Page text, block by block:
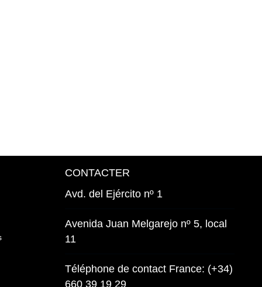
CONTACTER
Avd. del Ejército nº 1
Avenida Juan Melgarejo nº 5, local
11
Téléphone de contact France: (+34)
660 39 19 29